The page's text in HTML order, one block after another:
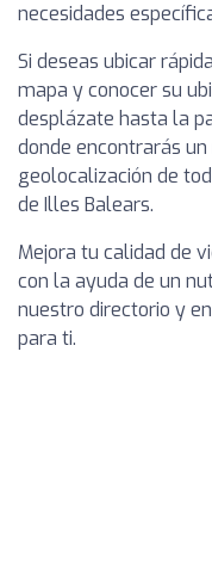
necesidades
Si deseas ubicar
mapa y conocer su
desplázate hasta la
donde encontrarás
geolocalización de
de Illes Balears.
Mejora tu calidad de
con la ayuda de un
nuestro directorio y
para ti.